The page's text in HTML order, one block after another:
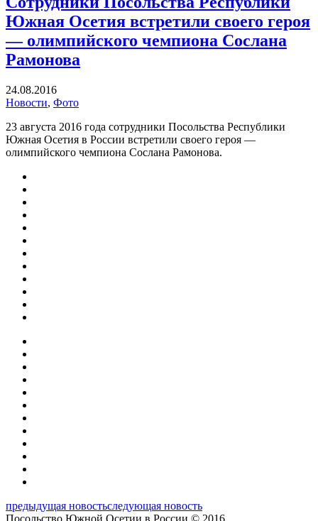
Южная Осетия встретили своего героя
— олимпийского чемпиона Сослана
Рамонова
24.08.2016
Новости, Фото
23 августа 2016 года сотрудники Посольства Республики
Южная Осетия в России встретили своего героя —
олимпийского чемпиона Сослана Рамонова.
предыдущая новостьследующая новость
Посольство Южной Осетии в России © 2016